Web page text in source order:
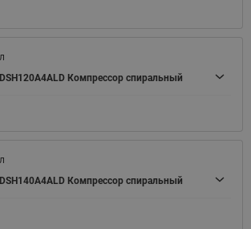
DSH120A4ALD Компрессор спиральный
DSH140A4ALD Компрессор спиральный